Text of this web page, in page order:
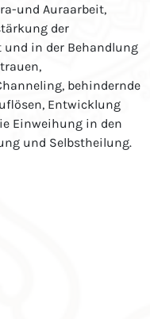
und Auraarbeit,
der
in der Behandlung
behindernde
Entwicklung
Einweihung in den
und Selbstheilung.